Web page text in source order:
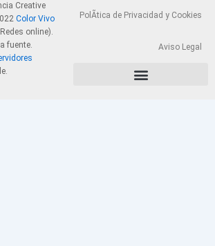
Creative
Color Vivo
online).
fuente.
PolÃ­tica de Privacidad y Cookies
Aviso Legal